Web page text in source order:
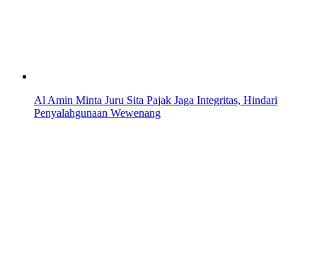
Al Amin Minta Juru Sita Pajak Jaga Integritas, Hindari
Penyalahgunaan Wewenang